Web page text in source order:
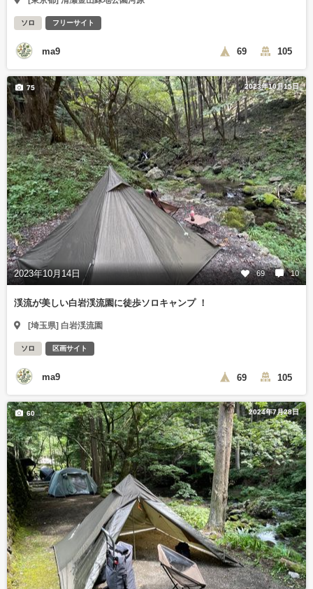
ソロ フリーサイト
ma9 69 105
2023年10月15日
2023年10月14日 69 10
75
渓流が美しい白岩渓流園に徒歩ソロキャンプ ！
[埼玉県] 白岩渓流園
ソロ 区画サイト
ma9 69 105
2024年7月28日
60